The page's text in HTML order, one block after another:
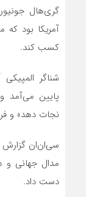
کسب کند.
شناگر
پایین می‌آمد
نجات دهد» و
دست داد.